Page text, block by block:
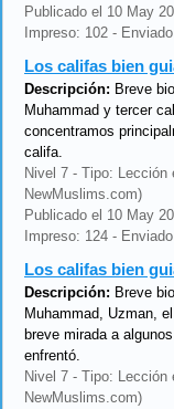
Publicado el 10 May
Impreso: 102 -
Los califas bien
Descripción: Breve
Muhammad y tercer
concentramos
califa.
Nivel 7 - Tipo:
NewMuslims.com)
Publicado el 10 May
Impreso: 124 -
Los califas bien
Descripción: Breve
Muhammad, Uzman,
breve mirada a
enfrentó.
Nivel 7 - Tipo:
NewMuslims.com)